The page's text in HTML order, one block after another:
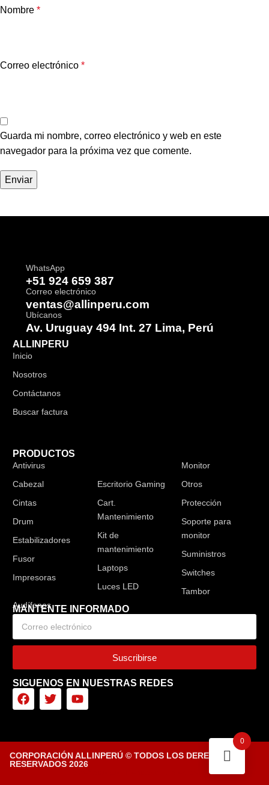
Nombre *
Correo electrónico *
Guarda mi nombre, correo electrónico y web en este
navegador para la próxima vez que comente.
WhatsApp
+51 924 659 387
Correo electrónico
ventas@allinperu.com
Ubícanos
Av. Uruguay 494 Int. 27 Lima, Perú
ALLINPERU
Inicio
Nosotros
Contáctanos
Buscar factura
PRODUCTOS
Antivirus
Cabezal
Cintas
Drum
Estabilizadores
Fusor
Impresoras
Escritorio Gaming
Cart.
Mantenimiento
Kit de
mantenimiento
Laptops
Luces LED
Monitor
Otros
Protección
Soporte para
monitor
Suministros
Switches
Tambor
MANTENTE INFORMADO
Suscribirse
SIGUENOS EN NUESTRAS REDES
CORPORACIÓN ALLINPERÚ © TODOS LOS DERECHOS
RESERVADOS 2026
0